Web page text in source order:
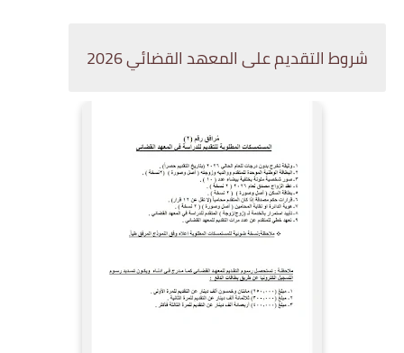
شروط التقديم على المعهد القضائي 2026